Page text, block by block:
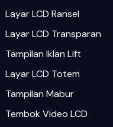
Layar LCD Ransel
Layar LCD Transparan
Tampilan Iklan Lift
Layar LCD Totem
Tampilan Mabur
Tembok Video LCD